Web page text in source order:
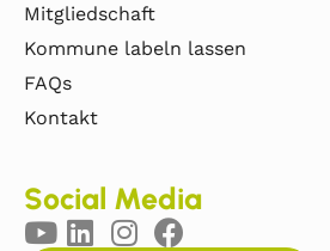
Mitgliedschaft
Kommune labeln lassen
FAQs
Kontakt
Social Media